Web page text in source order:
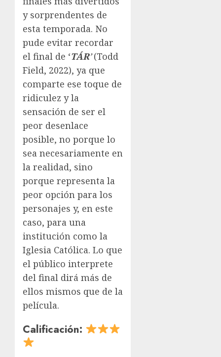
y sorprendentes de
esta temporada. No
pude evitar recordar
el final de ‘TÁR’(Todd
Field, 2022), ya que
comparte ese toque de
ridiculez y la
sensación de ser el
peor desenlace
posible, no porque lo
sea necesariamente en
la realidad, sino
porque representa la
peor opción para los
personajes y, en este
caso, para una
institución como la
Iglesia Católica. Lo que
el público interprete
del final dirá más de
ellos mismos que de la
película.
Calificación: